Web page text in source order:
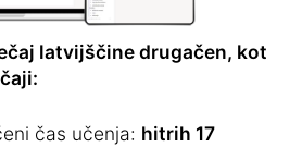
latvijščine drugačen, kot
čas učenja: hitrih 17